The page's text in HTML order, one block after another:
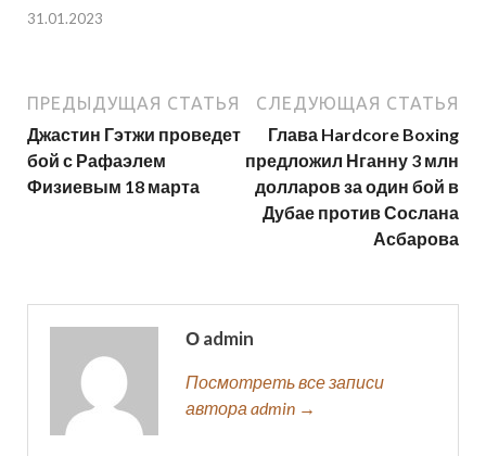
31.01.2023
ПРЕДЫДУЩАЯ СТАТЬЯ
Джастин Гэтжи проведет
бой с Рафаэлем
Физиевым 18 марта
СЛЕДУЮЩАЯ СТАТЬЯ
Глава Hardcore Boxing
предложил Нганну 3 млн
долларов за один бой в
Дубае против Сослана
Асбарова
О admin
Посмотреть все записи
автора admin →